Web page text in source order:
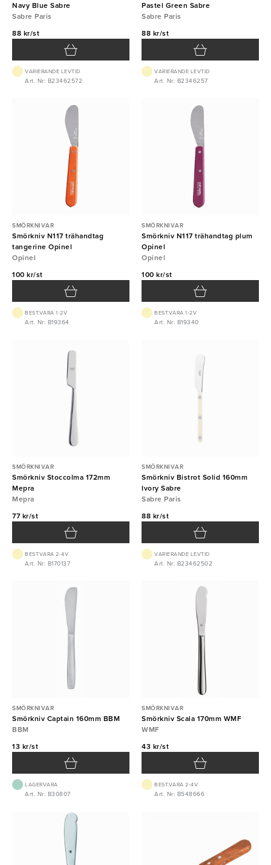
Navy Blue Sabre
Sabre Paris
88 kr/st
VARIERANDE LEVTID
Art. Nr: B23462572
Pastel Green Sabre
Sabre Paris
88 kr/st
VARIERANDE LEVTID
Art. Nr: B2346257
SMÖRKNIVAR
Smörkniv N117 trähandtag
tangerine Opinel
Opinel
100 kr/st
BEST.VARA 1-2V
Art. Nr: B19364
SMÖRKNIVAR
Smörkniv N117 trähandtag plum
Opinel
Opinel
100 kr/st
BEST.VARA 1-2V
Art. Nr: B19340
SMÖRKNIVAR
Smörkniv Stoccolma 172mm
Mepra
Mepra
77 kr/st
BEST.VARA 2-4V
Art. Nr: B170137
SMÖRKNIVAR
Smörkniv Bistrot Solid 160mm
Ivory Sabre
Sabre Paris
88 kr/st
VARIERANDE LEVTID
Art. Nr: B23462502
SMÖRKNIVAR
Smörkniv Captain 160mm BBM
BBM
13 kr/st
LAGERVARA
Art. Nr: B30807
SMÖRKNIVAR
Smörkniv Scala 170mm WMF
WMF
43 kr/st
BEST.VARA 2-4V
Art. Nr: B548666